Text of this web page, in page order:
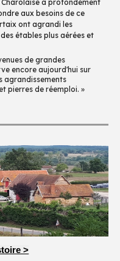
Charolaise a profondément
aux besoins de ce
ont agrandi les
étables plus aérées et
de grandes
encore aujourd'hui sur
agrandissements
pierres de réemploi. »
>